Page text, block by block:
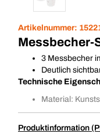
Artikelnummer:
Messbecher-
3 Messbecher
Deutlich
Technische
Material:
Produktinformation